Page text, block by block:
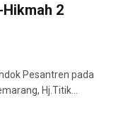
2
Pesantren pada
Hj.Titik…